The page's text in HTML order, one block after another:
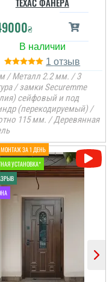
Питання поирібно було
вирішувати, так як старі
вдері були
₴
1
/ Металл 2.2 мм. / 3
/ замки Securemme
сейфовый и под
(перекодируемый) /
115 мм. / Деревянная